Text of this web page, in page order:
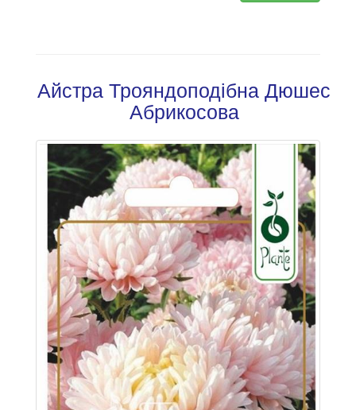
Айстра Трояндоподібна Дюшес
Абрикосова